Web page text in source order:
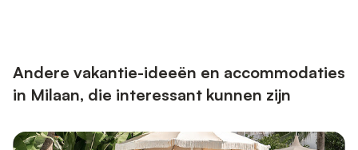
Andere vakantie-ideeën en accommodaties
in Milaan, die interessant kunnen zijn